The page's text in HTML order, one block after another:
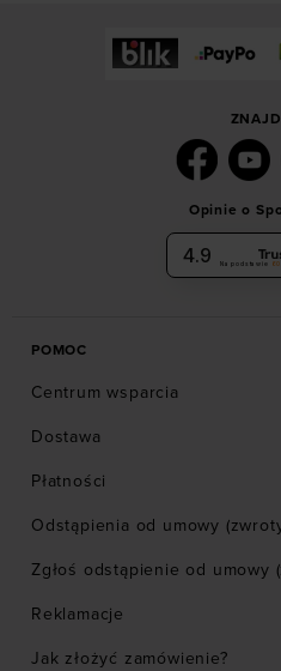
Opinie o
4.9 Na podstawie
POMOC
Centrum wsparcia
Dostawa
Płatności
Odstąpienia od umowy
Zgłoś odstąpienie od umowy
Reklamacje
Jak złożyć zamówienie?